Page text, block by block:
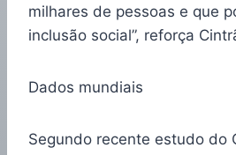
milhares de pessoas e que
inclusão social”, reforça
Dados mundiais
Segundo recente estudo do